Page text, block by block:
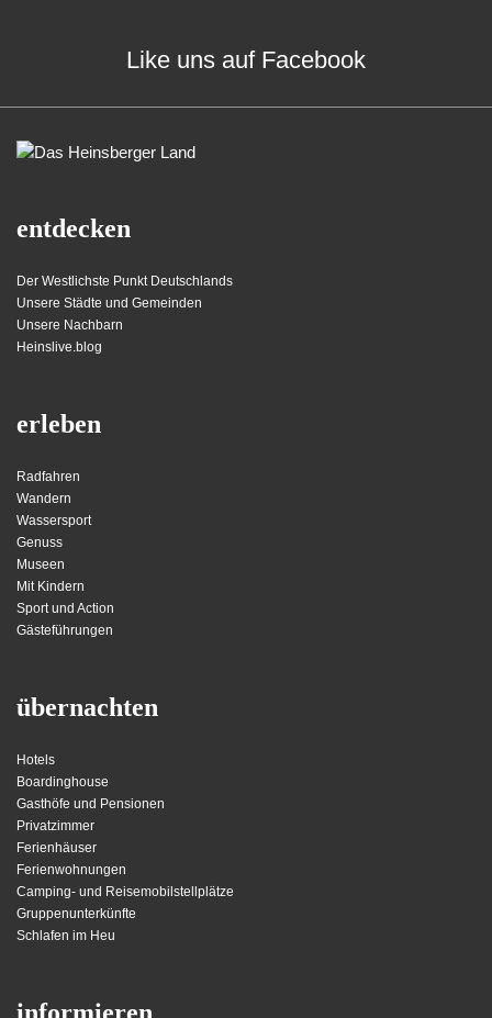
Like uns auf Facebook
entdecken
Der Westlichste Punkt Deutschlands
Unsere Städte und Gemeinden
Unsere Nachbarn
Heinslive.blog
erleben
Radfahren
Wandern
Wassersport
Genuss
Museen
Mit Kindern
Sport und Action
Gästeführungen
übernachten
Hotels
Boardinghouse
Gasthöfe und Pensionen
Privatzimmer
Ferienhäuser
Ferienwohnungen
Camping- und Reisemobilstellplätze
Gruppenunterkünfte
Schlafen im Heu